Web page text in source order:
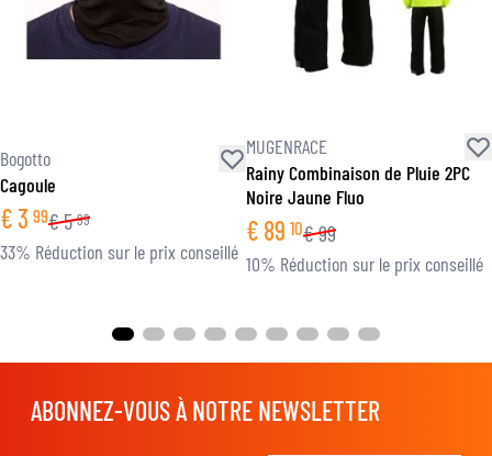
Bogotto
Cagoule
€3 99€5 99
33% Réduction sur le prix conseillé
MUGENRACE
Rainy Combinaison de Pluie 2PC
Noire Jaune Fluo
€ 89 10€99
10% Réduction sur le prix conseillé
ABONNEZ-VOUS À NOTRE NEWSLETTER